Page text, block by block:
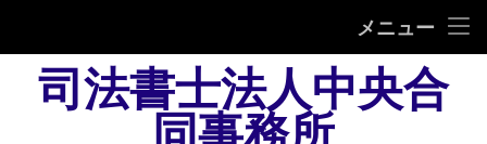
メニュー
相続
司法書士法人中央合